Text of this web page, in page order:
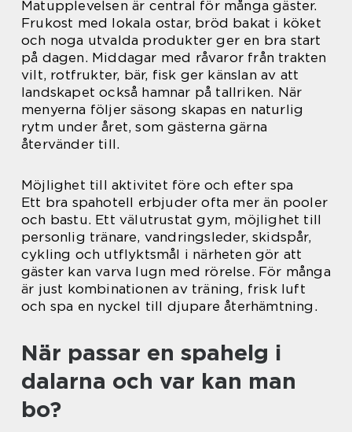
Matupplevelsen är central för många gäster.
Frukost med lokala ostar, bröd bakat i köket
och noga utvalda produkter ger en bra start
på dagen. Middagar med råvaror från trakten
vilt, rotfrukter, bär, fisk ger känslan av att
landskapet också hamnar på tallriken. När
menyerna följer säsong skapas en naturlig
rytm under året, som gästerna gärna
återvänder till.
Möjlighet till aktivitet före och efter spa
Ett bra spahotell erbjuder ofta mer än pooler
och bastu. Ett välutrustat gym, möjlighet till
personlig tränare, vandringsleder, skidspår,
cykling och utflyktsmål i närheten gör att
gäster kan varva lugn med rörelse. För många
är just kombinationen av träning, frisk luft
och spa en nyckel till djupare återhämtning.
När passar en spahelg i
dalarna och var kan man
bo?